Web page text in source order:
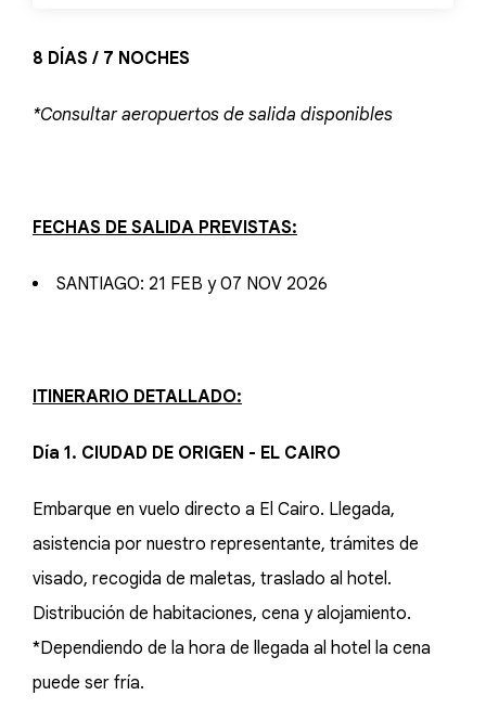
8 DÍAS / 7 NOCHES
*Consultar aeropuertos de salida disponibles
FECHAS DE SALIDA PREVISTAS:
SANTIAGO: 21 FEB y 07 NOV 2026
ITINERARIO DETALLADO:
Día 1. CIUDAD DE ORIGEN - EL CAIRO
Embarque en vuelo directo a El Cairo. Llegada,
asistencia por nuestro representante, trámites de
visado, recogida de maletas, traslado al hotel.
Distribución de habitaciones, cena y alojamiento.
*Dependiendo de la hora de llegada al hotel la cena
puede ser fría.